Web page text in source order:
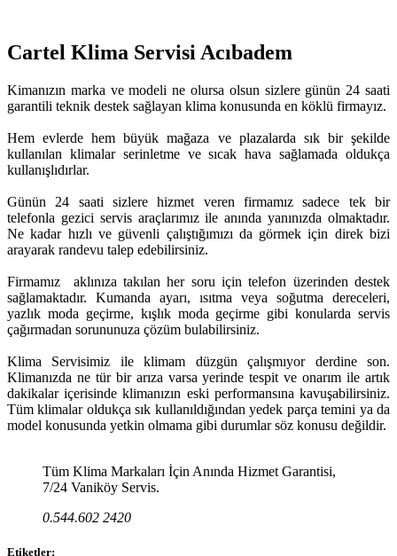
Cartel Klima Servisi Acıbadem
Kimanızın marka ve modeli ne olursa olsun sizlere günün 24 saati
garantili teknik destek sağlayan klima konusunda en köklü firmayız.
Hem evlerde hem büyük mağaza ve plazalarda sık bir şekilde
kullanılan klimalar serinletme ve sıcak hava sağlamada oldukça
kullanışlıdırlar.
Günün 24 saati sizlere hizmet veren firmamız sadece tek bir
telefonla gezici servis araçlarımız ile anında yanınızda olmaktadır.
Ne kadar hızlı ve güvenli çalıştığımızı da görmek için direk bizi
arayarak randevu talep edebilirsiniz.
Firmamız aklınıza takılan her soru için telefon üzerinden destek
sağlamaktadır. Kumanda ayarı, ısıtma veya soğutma dereceleri,
yazlık moda geçirme, kışlık moda geçirme gibi konularda servis
çağırmadan sorununuza çözüm bulabilirsiniz.
Klima Servisimiz ile klimam düzgün çalışmıyor derdine son.
Klimanızda ne tür bir arıza varsa yerinde tespit ve onarım ile artık
dakikalar içerisinde klimanızın eski performansına kavuşabilirsiniz.
Tüm klimalar oldukça sık kullanıldığından yedek parça temini ya da
model konusunda yetkin olmama gibi durumlar söz konusu değildir.
Tüm Klima Markaları İçin Anında Hizmet Garantisi,
7/24 Vaniköy Servis.
0.544.602 2420
Etiketler: